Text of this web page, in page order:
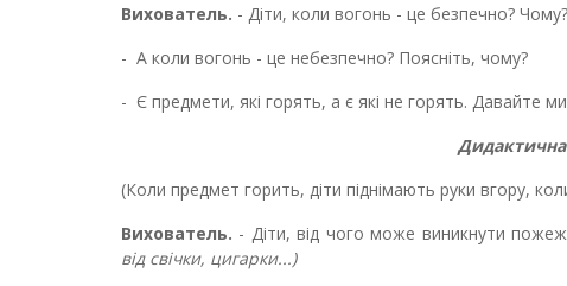
Вихователь. - Діти, коли вогонь - це безпечно? Чому?
- А коли вогонь - це небезпечно? Поясніть, чому?
- Є предмети, які горять, а є які не горять. Давайте
(Коли предмет горить, діти піднімають руки вгору,
Вихователь. - Діти, від чого може виникнути
від свічки, цигарки...)